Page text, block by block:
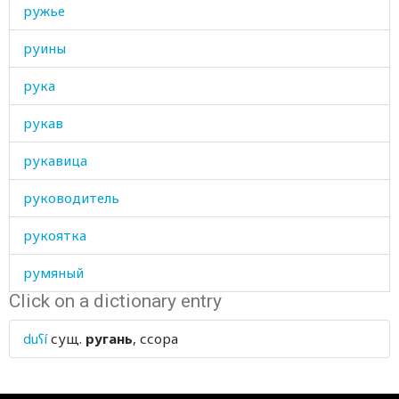
ружье
руины
рука
рукав
рукавица
руководитель
рукоятка
румяный
руно
русская
Click on a dictionary entry
duʕí сущ. ругань, ссора